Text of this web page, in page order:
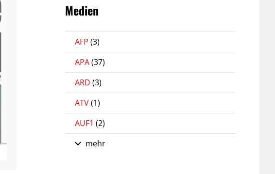
Medien
AFP (3)
APA(37)
ARD (3)
ATV(1)
AUF1 (2)
mehr